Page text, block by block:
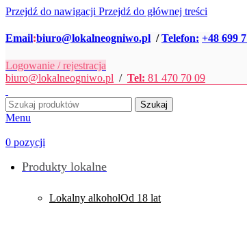
Przejdź do nawigacji Przejdź do głównej treści
Email:biuro@lokalneogniwo.pl / Telefon: +48 699
Logowanie / rejestracja
biuro@lokalneogniwo.pl / Tel: 81 470 70 09
Szukaj
Menu
0 pozycji
Produkty lokalne
Lokalny alkoholOd 18 lat